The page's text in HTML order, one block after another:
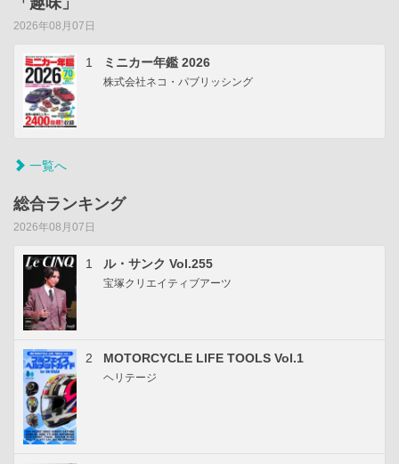
2026年08月07日
1 ミニカー年鑑 2026
株式会社ネコ・パブリッシング
一覧へ
総合ランキング
2026年08月07日
1 ル・サンク Vol.255
宝塚クリエイティブアーツ
2 MOTORCYCLE LIFE TOOLS Vol.1
ヘリテージ